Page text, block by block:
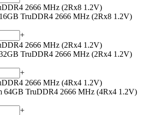
2666 MHz (2Rx8 1.2V)
TruDDR4 2666 MHz (2Rx8 1.2V)
+
2666 MHz (2Rx4 1.2V)
TruDDR4 2666 MHz (2Rx4 1.2V)
+
2666 MHz (4Rx4 1.2V)
64GB TruDDR4 2666 MHz (4Rx4 1.2V)
+